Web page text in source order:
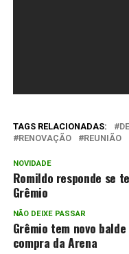
TAGS RELACIONADAS:
RENOVAÇÃO
REUNIÃO
NOVIDADE
Romildo responde se
Grêmio
NÃO DEIXE PASSAR
Grêmio tem novo
compra da Arena